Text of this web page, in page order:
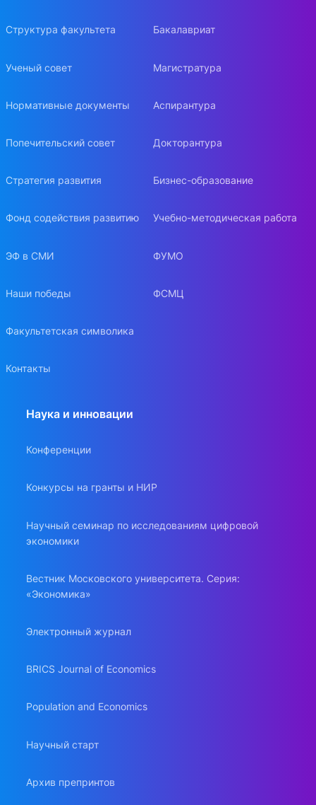
Структура факультета
Ученый совет
Нормативные документы
Попечительский совет
Стратегия развития
Фонд содействия развитию
ЭФ в СМИ
Наши победы
Факультетская символика
Контакты
Бакалавриат
Магистратура
Аспирантура
Докторантура
Бизнес-образование
Учебно-методическая работа
ФУМО
ФСМЦ
Наука и инновации
Конференции
Конкурсы на гранты и НИР
Научный семинар по исследованиям цифровой
экономики
Вестник Московского университета. Серия:
«Экономика»
Электронный журнал
BRICS Journal of Economics
Population and Economics
Научный старт
Архив препринтов